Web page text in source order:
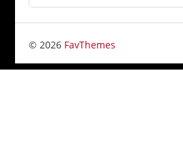
© 2026 FavThemes